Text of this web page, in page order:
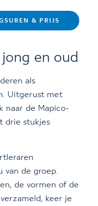
& PRIJS
en oud
als
Uitgerust met
naar de Mapico-
drie stukjes
van de groep.
de vormen of de
keer je